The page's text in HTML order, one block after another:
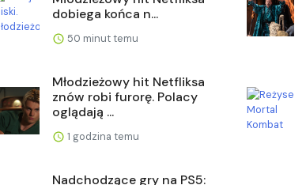
dobiega końca n...
50 minut temu
Młodzieżowy hit Netfliksa
znów robi furorę. Polacy
oglądają ...
1 godzina temu
Nadchodzące gry na PS5: